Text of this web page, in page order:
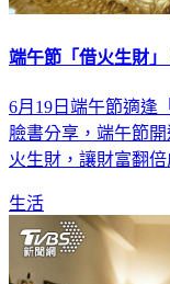
端午節「借火生財
6月19日端午節適逢
臉書分享，端午節
火生財，讓財富翻倍
生活